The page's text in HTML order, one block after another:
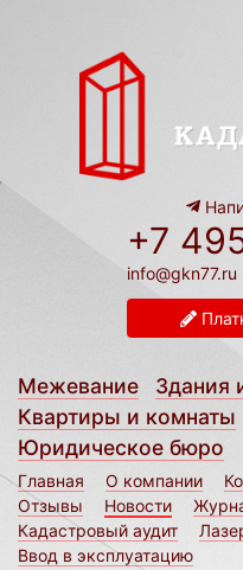
+7
info@gkn77.ru
Межевание
Здания
Квартиры и комнаты
Юридическое бюро
Главная О компании
Отзывы
Новости
Кадастровый аудит
Ввод в эксплуатацию